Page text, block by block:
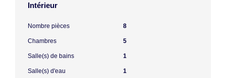
Intérieur
Nombre pièces 8
Chambres 5
Salle(s) de bains 1
Salle(s) d'eau 1